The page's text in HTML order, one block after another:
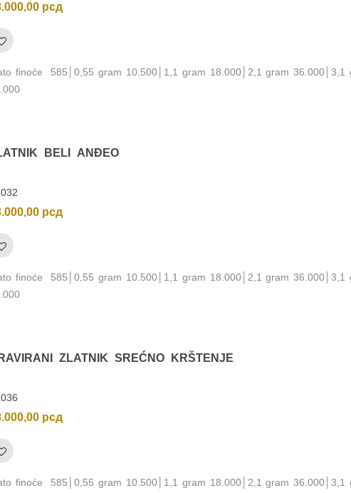
рсд
finoće 585│0,55 gram 10.500│1,1 gram 18.000│2,1 gram 36.000│3,1
BELI ANĐEO
рсд
finoće 585│0,55 gram 10.500│1,1 gram 18.000│2,1 gram 36.000│3,1
ZLATNIK SREĆNO KRŠTENJE
рсд
finoće 585│0,55 gram 10.500│1,1 gram 18.000│2,1 gram 36.000│3,1